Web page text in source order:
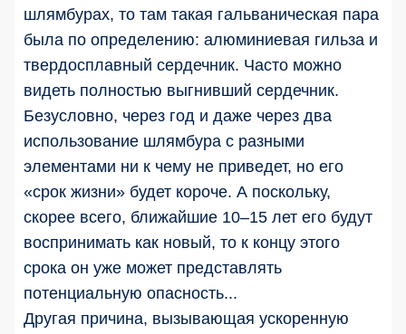
шлямбурах, то там такая гальваническая пара
была по определению: алюминиевая гильза и
твердосплавный сердечник. Часто можно
видеть полностью выгнивший сердечник.
Безусловно, через год и даже через два
использование шлямбура с разными
элементами ни к чему не приведет, но его
«срок жизни» будет короче. А поскольку,
скорее всего, ближайшие 10–15 лет его будут
воспринимать как новый, то к концу этого
срока он уже может представлять
потенциальную опасность...
Другая причина, вызывающая ускоренную